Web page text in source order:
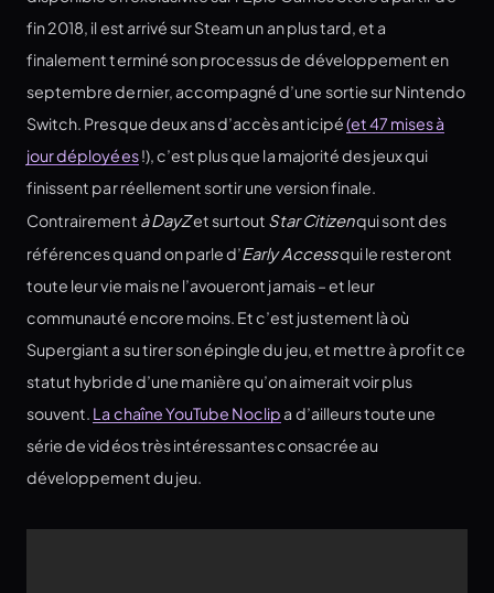
fin 2018, il est arrivé sur Steam un an plus tard, et a
finalement terminé son processus de développement en
septembre dernier, accompagné d’une sortie sur Nintendo
Switch. Presque deux ans d’accès anticipé(et 47 mises à
jour déployées!), c’est plus que la majorité des jeux qui
finissent par réellement sortir une version finale.
Contrairement à DayZet surtout Star Citizenqui sont des
références quand on parle d’Early Accessqui le resteront
toute leur vie mais ne l’avoueront jamais – et leur
communauté encore moins. Et c’est justement là où
Supergiant a su tirer son épingle du jeu, et mettre à profit ce
statut hybride d’une manière qu’on aimerait voir plus
souvent. La chaîne YouTube Noclipa d’ailleurs toute une
série de vidéos très intéressantes consacrée au
développement du jeu.